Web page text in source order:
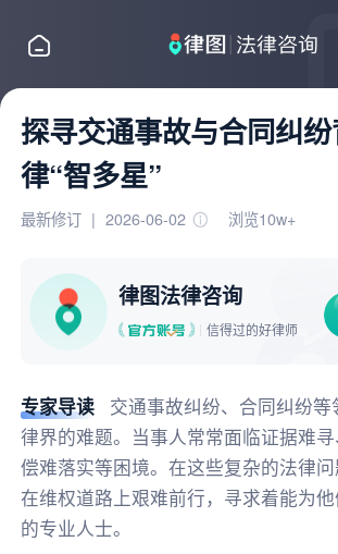
探寻交通事故与合同纠
律“智多星”
最新修订 | 2026-06-02 浏览10w+
律图法律咨询
信得过的好律师
专家导读
交通事故纠纷、合同纠纷
律界的难题。当事人常常面临证据难
偿难落实等困境。在这些复杂的法律
在维权道路上艰难前行，寻求着能为
的专业人士。